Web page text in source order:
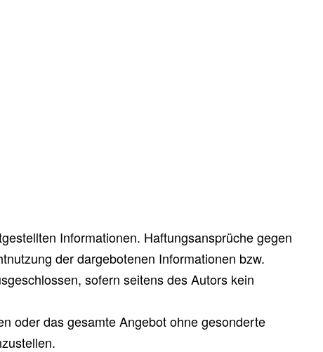
Informationen. Haftungsansprüche gegen
der dargebotenen Informationen bzw.
sofern seitens des Autors kein
oder das gesamte Angebot ohne gesonderte